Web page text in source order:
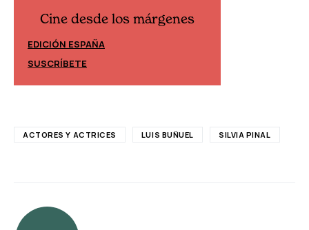
Cine desde los márgenes
EDICIÓN ESPAÑA
SUSCRÍBETE
ACTORES Y ACTRICES LUIS BUÑUEL SILVIA PINAL